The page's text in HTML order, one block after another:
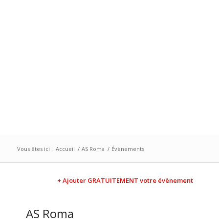
Vous êtes ici : Accueil / AS Roma / Évènements
+ Ajouter GRATUITEMENT votre évènement
AS Roma